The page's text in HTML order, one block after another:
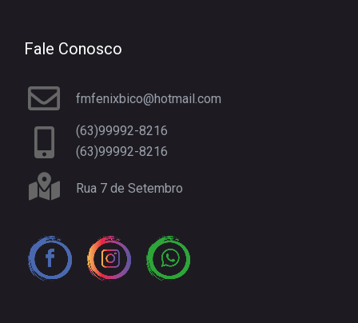
Fale Conosco
fmfenixbico@hotmail.com
(63)99992-8216
(63)99992-8216
Rua 7 de Setembro